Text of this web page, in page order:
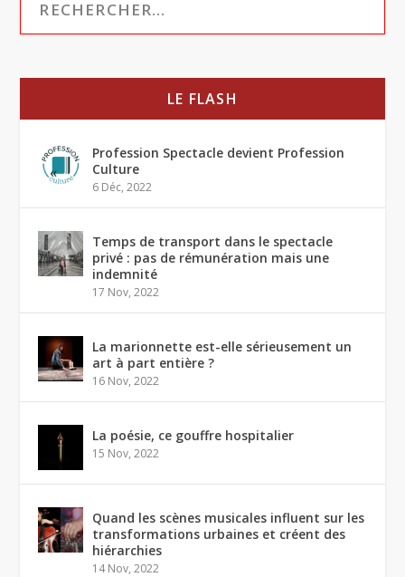
LE FLASH
Profession Spectacle devient Profession
Culture
6 Déc, 2022
Temps de transport dans le spectacle
privé : pas de rémunération mais une
indemnité
17 Nov, 2022
La marionnette est-elle sérieusement un
art à part entière ?
16 Nov, 2022
La poésie, ce gouffre hospitalier
15 Nov, 2022
Quand les scènes musicales influent sur les
transformations urbaines et créent des
hiérarchies
14 Nov, 2022